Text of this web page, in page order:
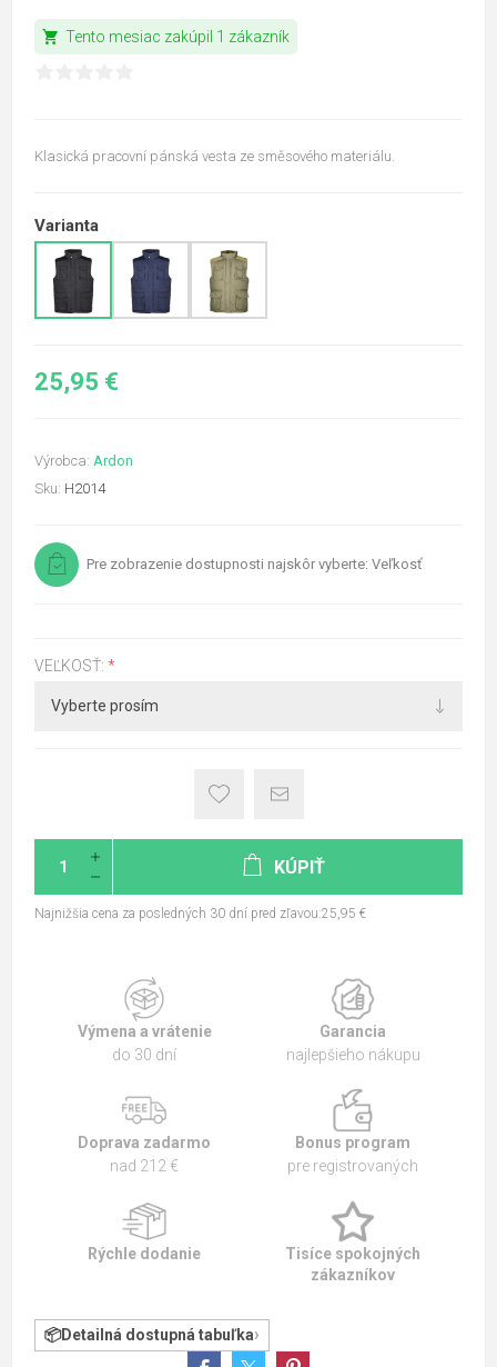
shopping_cart Tento mesiac zakúpil 1 zákazník
Klasická pracovní pánská vesta ze směsového materiálu.
Varianta
25,95 €
Výrobca: Ardon
Sku: H2014
Pre zobrazenie dostupnosti najskôr vyberte: Veľkosť
VEĽKOSŤ: *
KÚPIŤ
Najnižšia cena za posledných 30 dní pred zľavou:25,95 €
Výmena a vrátenie
do 30 dní
Garancia
najlepšieho nákupu
Doprava zadarmo
nad 212 €
Bonus program
pre registrovaných
Rýchle dodanie
Tisíce spokojných
zákazníkov
Detailná dostupná tabuľka